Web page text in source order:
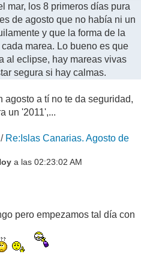
mar, los 8 primeros días pura
de agosto que no había ni un
y que la forma de la
marea. Lo bueno es que
al eclipse, hay mareas vivas
segura si hay calmas.
agosto a tí no te da seguridad,
un '2011',...
/ Re:Islas Canarias. Agosto de
a las 02:23:02 AM
pero empezamos tal día con